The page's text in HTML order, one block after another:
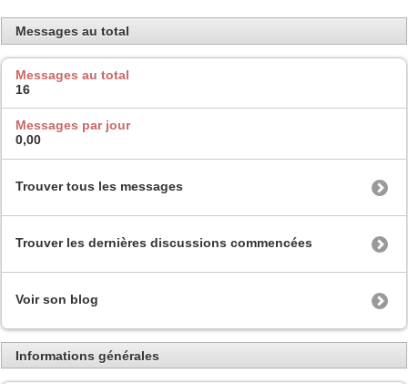
Messages au total
Messages au total
16
Messages par jour
0,00
Trouver tous les messages
Trouver les dernières discussions commencées
Voir son blog
Informations générales